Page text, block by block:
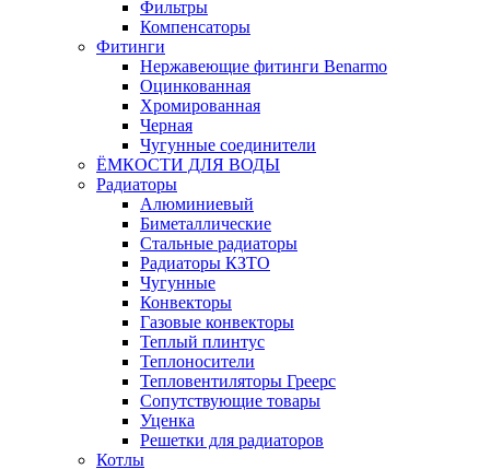
Фильтры
Компенсаторы
Фитинги
Нержавеющие фитинги Benarmo
Оцинкованная
Хромированная
Черная
Чугунные соединители
ЁМКОСТИ ДЛЯ ВОДЫ
Радиаторы
Алюминиевый
Биметаллические
Стальные радиаторы
Радиаторы КЗТО
Чугунные
Конвекторы
Газовые конвекторы
Теплый плинтус
Теплоносители
Тепловентиляторы Греерс
Сопутствующие товары
Уценка
Решетки для радиаторов
Котлы